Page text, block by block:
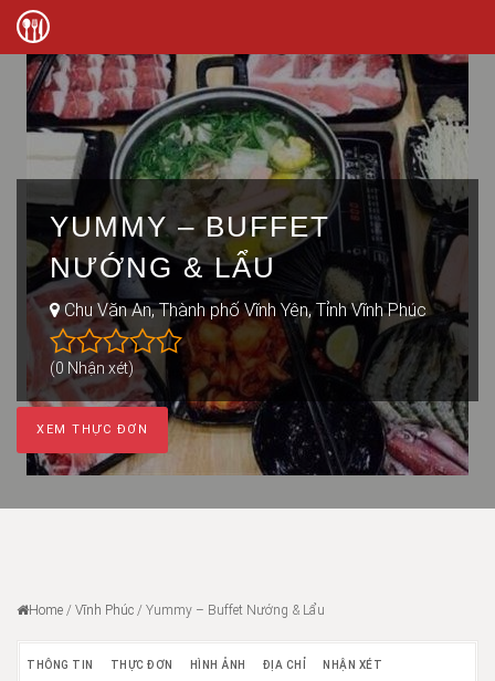
YUMMY – BUFFET
NƯỚNG & LẨU
Chu Văn An, Thành phố Vĩnh Yên, Tỉnh Vĩnh Phúc
(0 Nhận xét)
XEM THỰC ĐƠN
Home / Vĩnh Phúc / Yummy – Buffet Nướng & Lẩu
THÔNG TIN THỰC ĐƠN HÌNH ẢNH ĐỊA CHỈ NHẬN XÉT